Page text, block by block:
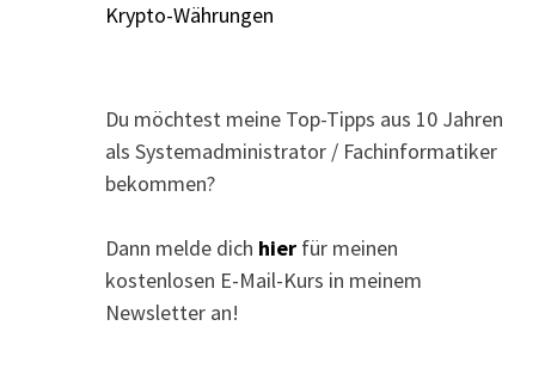
Krypto-Währungen
Du möchtest meine Top-Tipps aus 10 Jahren
als Systemadministrator / Fachinformatiker
bekommen?
Dann melde dich hierfür meinen
kostenlosen E-Mail-Kurs in meinem
Newsletter an!